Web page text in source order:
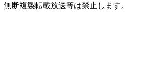
無断複製転載放送等は禁止します。